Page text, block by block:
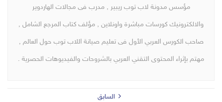
مؤسس مدونة لاب توب ريبير , مدرب فى مجالات الهاردوير
والالكترونيك كورسات مباشرة واونلاين , مؤلف كتاب المرجع الشامل ,
صاحب الكورس العربي الأول فى تعليم صيانة اللاب توب حول العالم ,
مهتم بإثراء المحتوى التقني العربي بالشروحات والفيديوهات الحصرية .
السابق